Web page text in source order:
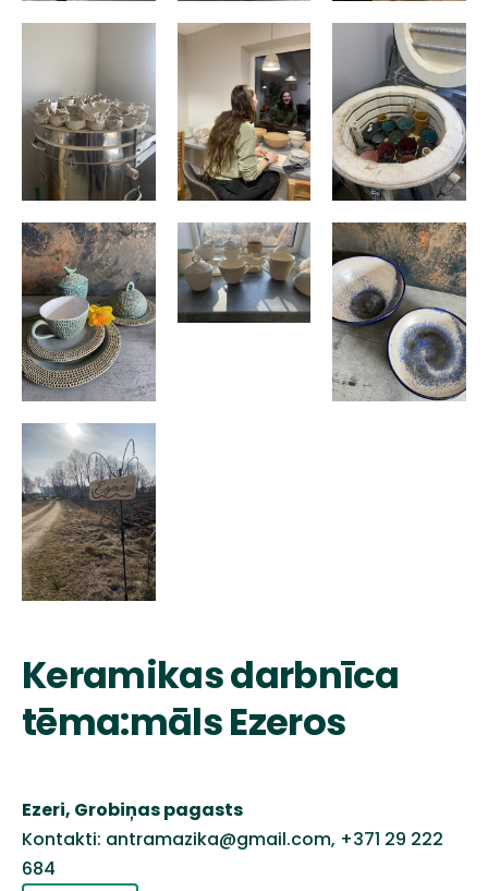
Keramikas darbnīca
tēma:māls Ezeros
Ezeri, Grobiņas pagasts
Kontakti: antramazika@gmail.com, +371 29 222
684